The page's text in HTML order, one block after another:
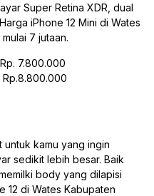
Super Retina XDR, dual
iPhone 12 Mini di Wates
7 jutaan.
7.800.000
Rp.8.800.000
untuk kamu yang ingin
sedikit lebih besar. Baik
body yang dilapisi
12 di Wates Kabupaten